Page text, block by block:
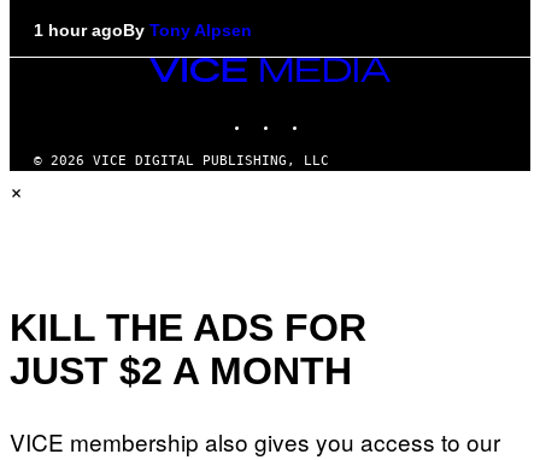
1 hour agoBy Tony Alpsen
VICE
© 2026 VICE DIGITAL PUBLISHING, LLC
×
KILL THE ADS FOR
JUST $2 A MONTH
VICE membership also gives you access to our